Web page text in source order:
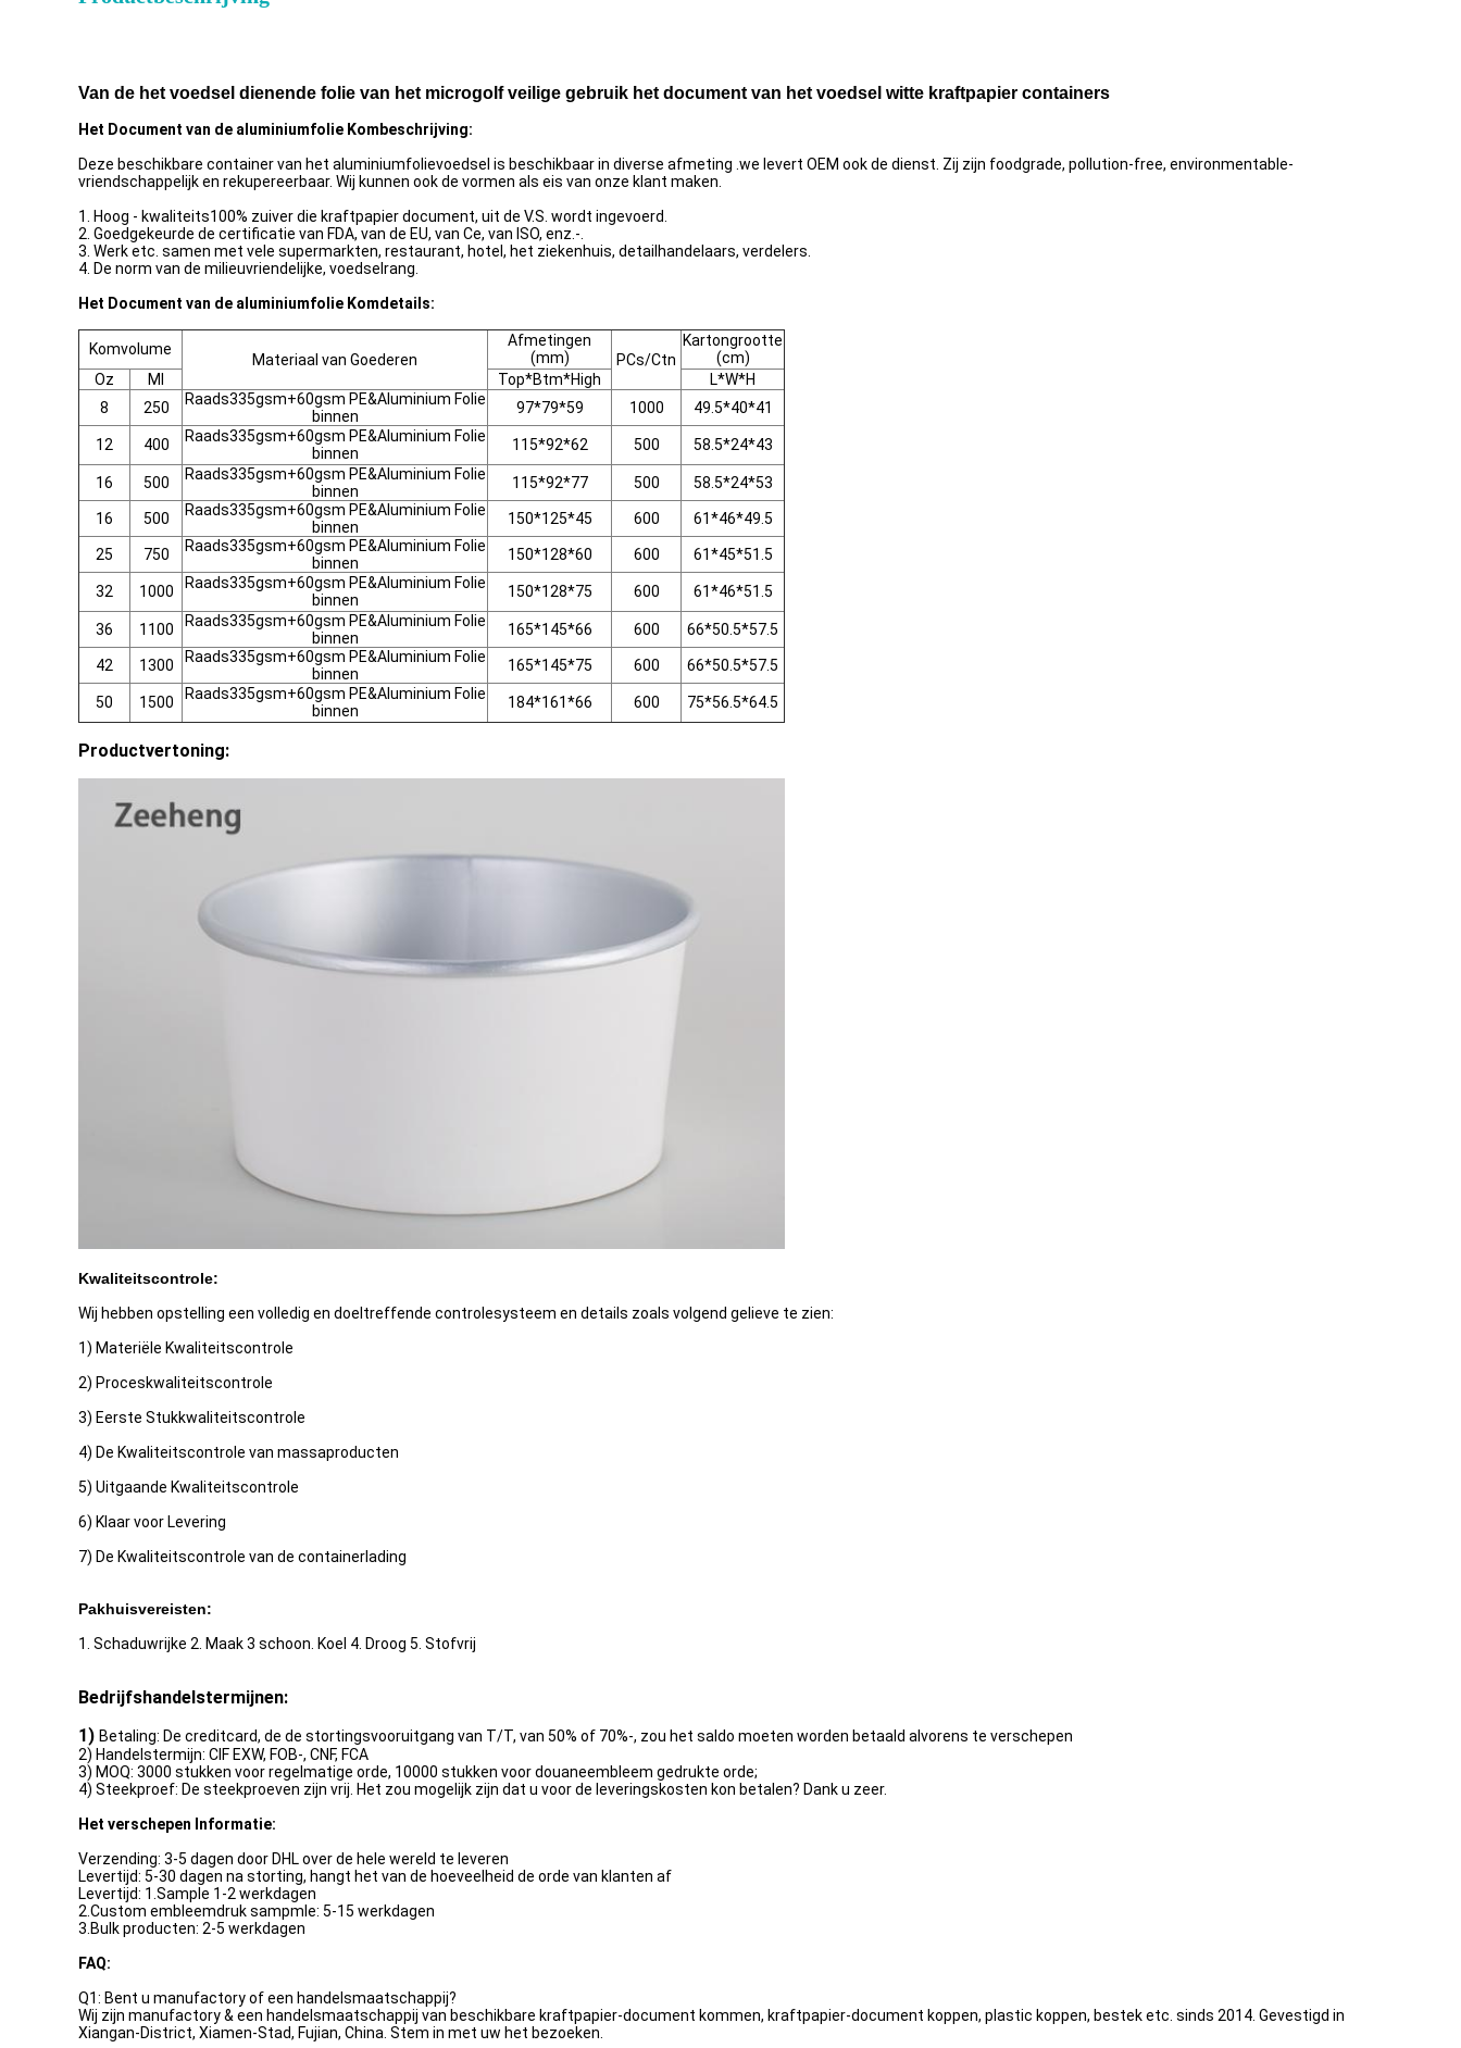
Van de het voedsel dienende folie van het microgolf veilige gebruik het document van het voedsel witte kraftpapier containers
Het Document van de aluminiumfolie Kombeschrijving:
Deze beschikbare container van het aluminiumfolievoedsel is beschikbaar in diverse afmeting .we levert OEM ook de dienst. Zij zijn foodgrade, pollution-free, environmentable-
vriendschappelijk en rekupereerbaar. Wij kunnen ook de vormen als eis van onze klant maken.
1. Hoog - kwaliteits100% zuiver die kraftpapier document, uit de V.S. wordt ingevoerd.
2. Goedgekeurde de certificatie van FDA, van de EU, van Ce, van ISO, enz.-.
3. Werk etc. samen met vele supermarkten, restaurant, hotel, het ziekenhuis, detailhandelaars, verdelers.
4. De norm van de milieuvriendelijke, voedselrang.
Het Document van de aluminiumfolie Komdetails:
Komvolume
Materiaal van Goederen
Afmetingen
(mm)
PCs/Ctn
Kartongrootte
(cm)
Oz
Ml Top*Btm*High
L*W*H
8
250
Raads335gsm+60gsm PE&Aluminium Folie
binnen
97*79*59 1000 49.5*40*41
12 400
Raads335gsm+60gsm PE&Aluminium Folie
binnen
115*92*62 500 58.5*24*43
16 500
Raads335gsm+60gsm PE&Aluminium Folie
binnen
115*92*77 500 58.5*24*53
16 500
Raads335gsm+60gsm PE&Aluminium Folie
binnen
150*125*45 600 61*46*49.5
25 750
Raads335gsm+60gsm PE&Aluminium Folie
binnen
150*128*60 600 61*45*51.5
32 1000
Raads335gsm+60gsm PE&Aluminium Folie
binnen
150*128*75 600 61*46*51.5
36 1100
Raads335gsm+60gsm PE&Aluminium Folie
binnen
165*145*66 600 66*50.5*57.5
42 1300
Raads335gsm+60gsm PE&Aluminium Folie
binnen
165*145*75 600 66*50.5*57.5
50 1500
Raads335gsm+60gsm PE&Aluminium Folie
binnen
184*161*66 600 75*56.5*64.5
Productvertoning:
Kwaliteitscontrole:
Wij hebben opstelling een volledig en doeltreffende controlesysteem en details zoals volgend gelieve te zien:
1) Materiële Kwaliteitscontrole
2) Proceskwaliteitscontrole
3) Eerste Stukkwaliteitscontrole
4) De Kwaliteitscontrole van massaproducten
5) Uitgaande Kwaliteitscontrole
6) Klaar voor Levering
7) De Kwaliteitscontrole van de containerlading
Pakhuisvereisten:
1. Schaduwrijke 2. Maak 3 schoon. Koel 4. Droog 5. Stofvrij
Bedrijfshandelstermijnen:
1) Betaling: De creditcard, de de stortingsvooruitgang van T/T, van 50% of 70%-, zou het saldo moeten worden betaald alvorens te verschepen
2) Handelstermijn: CIF EXW, FOB-, CNF, FCA
3) MOQ: 3000 stukken voor regelmatige orde, 10000 stukken voor douaneembleem gedrukte orde;
4) Steekproef: De steekproeven zijn vrij. Het zou mogelijk zijn dat u voor de leveringskosten kon betalen? Dank u zeer.
Het verschepen Informatie:
Verzending: 3-5 dagen door DHL over de hele wereld te leveren
Levertijd: 5-30 dagen na storting, hangt het van de hoeveelheid de orde van klanten af
Levertijd: 1.Sample 1-2 werkdagen
2.Custom embleemdruk sampmle: 5-15 werkdagen
3.Bulk producten: 2-5 werkdagen
FAQ:
Q1: Bent u manufactory of een handelsmaatschappij?
Wij zijn manufactory & een handelsmaatschappij van beschikbare kraftpapier-document kommen, kraftpapier-document koppen, plastic koppen, bestek etc. sinds 2014. Gevestigd in
Xiangan-District, Xiamen-Stad, Fujian, China. Stem in met uw het bezoeken.